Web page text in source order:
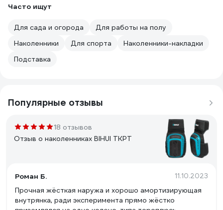
Часто ищут
Для сада и огорода
Для работы на полу
Наколенники
Для спорта
Наколенники-накладки
Подставка
Популярные отзывы
18 отзывов
Отзыв о наколенниках BIHUI TKPT
Роман Б. 11.10.2023
Прочная жёсткая наружа и хорошо амортизирующая
внутрянка, ради эксперимента прямо жёстко